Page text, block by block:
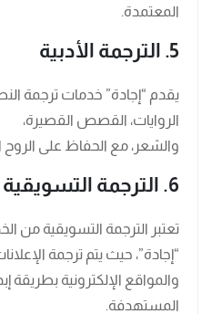
المعتمدة.
5. الترجمة الأدبية
يقدم “إجادة” خدمات ترجمة
الروايات، القصص القصيرة،
والشعر، مع الحفاظ على الروح
6. الترجمة التسويقية
تعتبر الترجمة التسويقية من
“إجادة”، حيث يتم ترجمة
والمواقع الإلكترونية بطريقة
المستهدفة.